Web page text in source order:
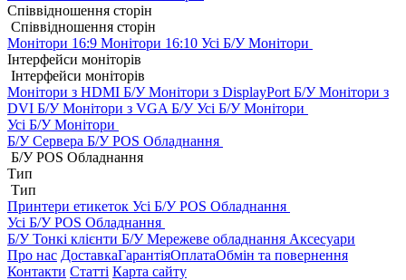
Співвідношення сторін
Співвідношення сторін
Монітори 16:9 Монітори 16:10 Усі Б/У Монітори
Інтерфейси моніторів
Інтерфейси моніторів
Монітори з HDMI Б/УМонітори з DisplayPort Б/УМонітори з
DVI Б/УМонітори з VGA Б/УУсі Б/У Монітори
Усі Б/У Монітори
Б/У Сервера Б/У POS Обладнання
Б/У POS Обладнання
Тип
Тип
Принтери етикеток Усі Б/У POS Обладнання
Усі Б/У POS Обладнання
Б/У Тонкі клієнти Б/У Мережеве обладнання Аксесуари
Про нас ДоставкаГарантіяОплатаОбмін та повернення
Контакти Статті Карта сайту